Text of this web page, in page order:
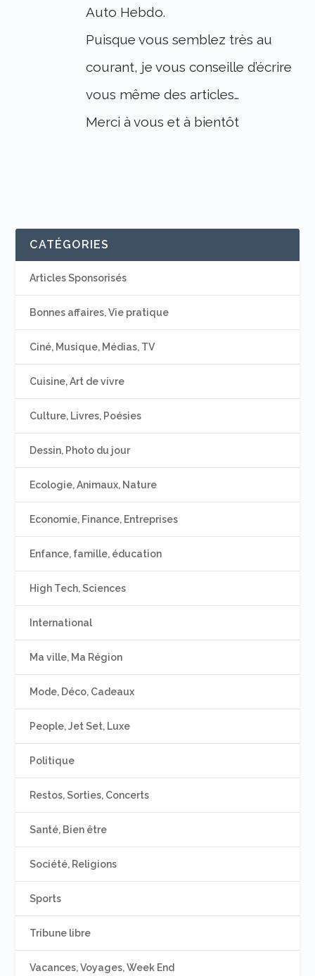
Auto Hebdo.
Puisque vous semblez très au
courant, je vous conseille d’écrire
vous même des articles…
Merci à vous et à bientôt
CATÉGORIES
Articles Sponsorisés
Bonnes affaires, Vie pratique
Ciné, Musique, Médias, TV
Cuisine, Art de vivre
Culture, Livres, Poésies
Dessin, Photo du jour
Ecologie, Animaux, Nature
Economie, Finance, Entreprises
Enfance, famille, éducation
High Tech, Sciences
International
Ma ville, Ma Région
Mode, Déco, Cadeaux
People, Jet Set, Luxe
Politique
Restos, Sorties, Concerts
Santé, Bien être
Société, Religions
Sports
Tribune libre
Vacances, Voyages, Week End